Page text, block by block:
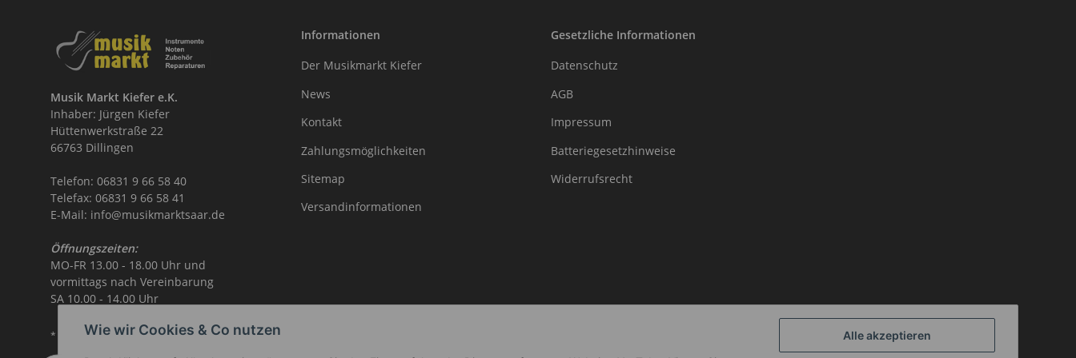
Musik Markt Kiefer e.K.
Inhaber: Jürgen Kiefer
Hüttenwerkstraße 22
66763 Dillingen
Telefon: 06831 9 66 58 40
Telefax: 06831 9 66 58 41
E-Mail: info@musikmarktsaar.de
Öffnungszeiten:
MO-FR 13.00 - 18.00 Uhr und
vormittags nach Vereinbarung
SA 10.00 - 14.00 Uhr
Informationen
Der Musikmarkt Kiefer
News
Kontakt
Zahlungsmöglichkeiten
Sitemap
Versandinformationen
Gesetzliche Informationen
Datenschutz
AGB
Impressum
Batteriegesetzhinweise
Widerrufsrecht
* Alle Preise inkl. gesetzlicher USt.
Wie wir Cookies & Co nutzen Alle akzeptieren